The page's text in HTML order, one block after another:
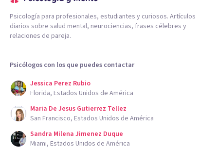
Psicología para profesionales, estudiantes y curiosos. Artículos
diarios sobre salud mental, neurociencias, frases célebres y
relaciones de pareja.
Psicólogos con los que puedes contactar
Jessica Perez Rubio
Florida, Estados Unidos de América
Maria De Jesus Gutierrez Tellez
San Francisco, Estados Unidos de América
Sandra Milena Jimenez Duque
Miami, Estados Unidos de América